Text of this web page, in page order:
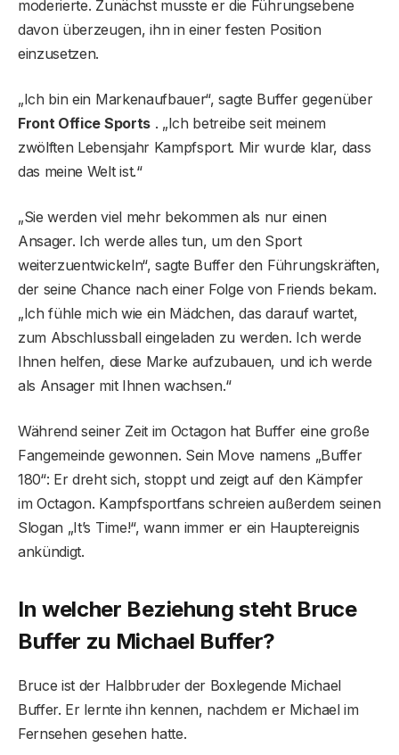
moderierte. Zunächst musste er die Führungsebene
davon überzeugen, ihn in einer festen Position
einzusetzen.
„Ich bin ein Markenaufbauer“, sagte Buffer gegenüber
Front Office Sports. „Ich betreibe seit meinem
zwölften Lebensjahr Kampfsport. Mir wurde klar, dass
das meine Welt ist.“
„Sie werden viel mehr bekommen als nur einen
Ansager. Ich werde alles tun, um den Sport
weiterzuentwickeln“, sagte Buffer den Führungskräften,
der seine Chance nach einer Folge von Friends bekam.
„Ich fühle mich wie ein Mädchen, das darauf wartet,
zum Abschlussball eingeladen zu werden. Ich werde
Ihnen helfen, diese Marke aufzubauen, und ich werde
als Ansager mit Ihnen wachsen.“
Während seiner Zeit im Octagon hat Buffer eine große
Fangemeinde gewonnen. Sein Move namens „Buffer
180“: Er dreht sich, stoppt und zeigt auf den Kämpfer
im Octagon. Kampfsportfans schreien außerdem seinen
Slogan „It’s Time!“, wann immer er ein Hauptereignis
ankündigt.
In welcher Beziehung steht Bruce
Buffer zu Michael Buffer?
Bruce ist der Halbbruder der Boxlegende Michael
Buffer. Er lernte ihn kennen, nachdem er Michael im
Fernsehen gesehen hatte.